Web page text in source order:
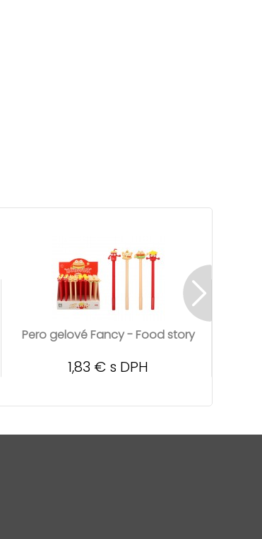
Pero gelové Fancy - Food story
1,83 € s DPH